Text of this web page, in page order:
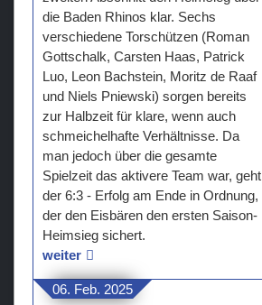
die Baden Rhinos klar. Sechs
verschiedene Torschützen (Roman
Gottschalk, Carsten Haas, Patrick
Luo, Leon Bachstein, Moritz de Raaf
und Niels Pniewski) sorgen bereits
zur Halbzeit für klare, wenn auch
schmeichelhafte Verhältnisse. Da
man jedoch über die gesamte
Spielzeit das aktivere Team war, geht
der 6:3 - Erfolg am Ende in Ordnung,
der den Eisbären den ersten Saison-
Heimsieg sichert.
weiter
06. Feb. 2025